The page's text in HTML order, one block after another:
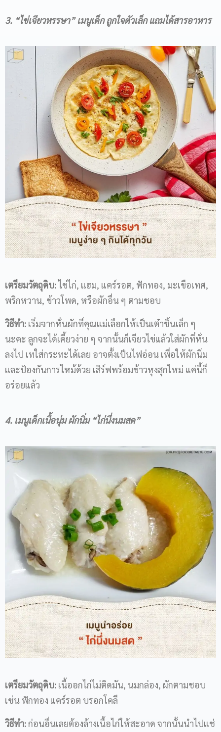
3. “ไข่เจียวหรรษา” เมนูเด็ก ถูกใจตัวเล็ก แถมได้สารอาหาร
เตรียมวัตถุดิบ:ไข่ไก่, แฮม, แคร์รอต, ฟักทอง, มะเขือเทศ,
พริกหวาน, ข้าวโพด, หรือผักอื่น ๆ ตามชอบ
วิธีทำ: เริ่มจากหั่นผักที่คุณแม่เลือกให้เป็นเต๋าชิ้นเล็ก ๆ
นะคะ ลูกจะได้เคี้ยวง่าย ๆ จากนั้นก็เจียวไข่แล้วใส่ผักที่หั่น
ลงไป เทใส่กระทะได้เลย อาจตั้งเป็นไฟอ่อน เพื่อให้ผักนิ่ม
และป้องกันการไหม้ด้วย เสิร์ฟพร้อมข้าวหุงสุกใหม่ แค่นี้ก็
อร่อยแล้ว
4. เมนูเด็กเนื้อนุ่ม ผักนิ่ม “ไก่นึ่งนมสด”
เตรียมวัตถุดิบ: เนื้ออกไก่ไม่ติดมัน, นมกล่อง, ผักตามชอบ
เช่น ฟักทอง แคร์รอต บรอกโคลี
วิธีทำ:ก่อนอื่นเลยต้องล้างเนื้อไก่ให้สะอาด จากนั้นนำไปแช่